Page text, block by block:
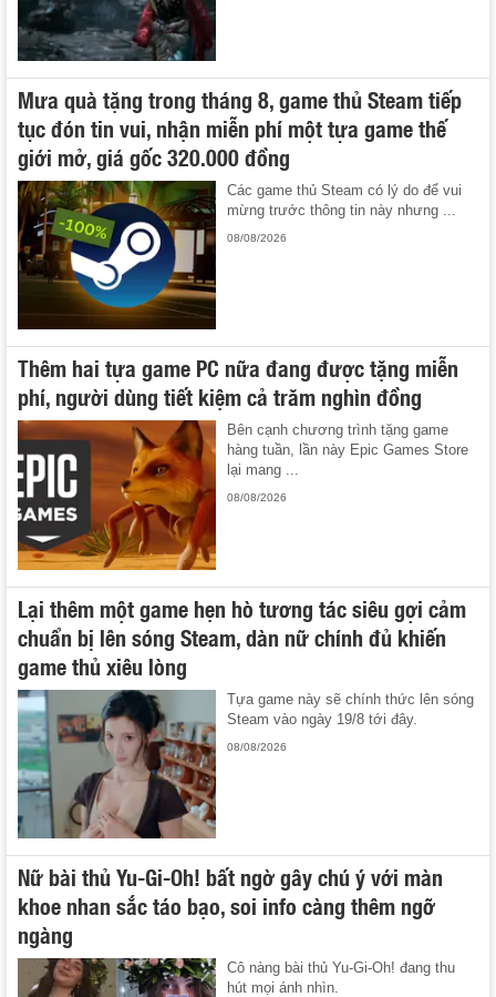
Mưa quà tặng trong tháng 8, game thủ Steam tiếp
tục đón tin vui, nhận miễn phí một tựa game thế
giới mở, giá gốc 320.000 đồng
Các game thủ Steam có lý do để vui
mừng trước thông tin này nhưng ...
08/08/2026
Thêm hai tựa game PC nữa đang được tặng miễn
phí, người dùng tiết kiệm cả trăm nghìn đồng
Bên cạnh chương trình tặng game
hàng tuần, lần này Epic Games Store
lại mang ...
08/08/2026
Lại thêm một game hẹn hò tương tác siêu gợi cảm
chuẩn bị lên sóng Steam, dàn nữ chính đủ khiến
game thủ xiêu lòng
Tựa game này sẽ chính thức lên sóng
Steam vào ngày 19/8 tới đây.
08/08/2026
Nữ bài thủ Yu-Gi-Oh! bất ngờ gây chú ý với màn
khoe nhan sắc táo bạo, soi info càng thêm ngỡ
ngàng
Cô nàng bài thủ Yu-Gi-Oh! đang thu
hút mọi ánh nhìn.